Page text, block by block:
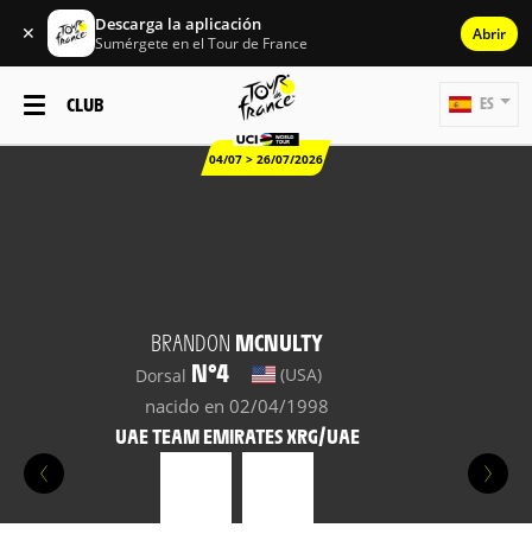
✕ Descarga la aplicación
Sumérgete en el Tour de France Abrir
CLUB
04/07 > 26/07/2026
ES
BRANDON MCNULTY
Dorsal N°4 (USA)
nacido en 02/04/1998
UAE TEAM EMIRATES XRG/UAE